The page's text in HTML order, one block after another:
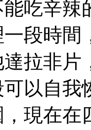
吃辛辣
段時
拉非
以自我
現在在